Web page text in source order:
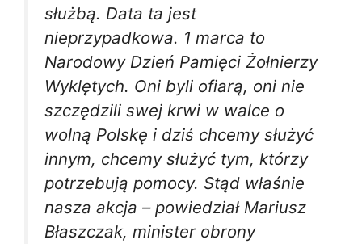
służbą. Data ta jest
nieprzypadkowa. 1 marca to
Narodowy Dzień Pamięci Żołnierzy
Wyklętych. Oni byli ofiarą, oni nie
szczędzili swej krwi w walce o
wolną Polskę i dziś chcemy służyć
innym, chcemy służyć tym, którzy
potrzebują pomocy. Stąd właśnie
nasza akcja – powiedział Mariusz
Błaszczak, minister obrony